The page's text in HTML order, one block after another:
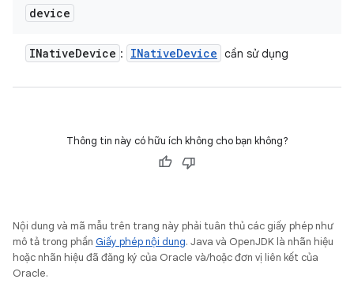
device
INativeDevice : INativeDevice cần sử dụng
Thông tin này có hữu ích không cho bạn không?
Nội dung và mã mẫu trên trang này phải tuân thủ các giấy phép như
mô tả trong phần Giấy phép nội dung. Java và OpenJDK là nhãn hiệu
hoặc nhãn hiệu đã đăng ký của Oracle và/hoặc đơn vị liên kết của
Oracle.